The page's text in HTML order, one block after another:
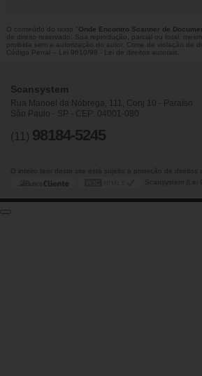
O conteúdo do texto " Onde Encontro Scanner de
de direito reservado. Sua reprodução, parcial ou total,
proibida sem a autorização do autor. Crime de violação de
Código Penal –
Lei 9610/98 - Lei de direitos autorais
Scansystem
Rua Manoel da Nóbrega, 111, Conj 10 - Paraíso
São Paulo - SP - CEP: 04001-080
(11) 98184-5245
O inteiro teor deste site está sujeito à proteção de direitos
Scansystem (Lei